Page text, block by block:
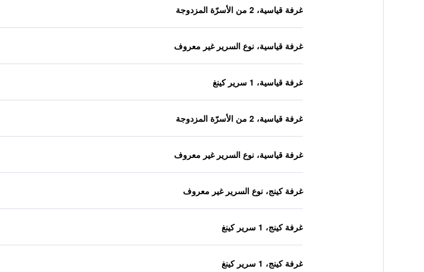
غرفة قياسية، 2 من الأسرّة المزدوجة
غرفة قياسية، نوع السرير غير معروف
غرفة قياسية، 1 سرير كينغ
غرفة قياسية، 2 من الأسرّة المزدوجة
غرفة قياسية، نوع السرير غير معروف
غرفة كينج، نوع السرير غير معروف
غرفة كينج، 1 سرير كينغ
غرفة كينج، 1 سرير كينغ